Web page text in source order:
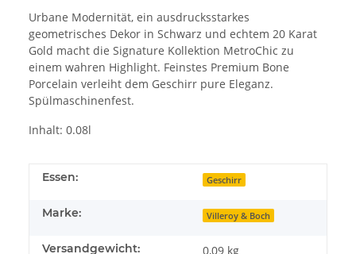
Urbane Modernität, ein ausdrucksstarkes
geometrisches Dekor in Schwarz und echtem 20 Karat
Gold macht die Signature Kollektion MetroChic zu
einem wahren Highlight. Feinstes Premium Bone
Porcelain verleiht dem Geschirr pure Eleganz.
Spülmaschinenfest.
Inhalt: 0.08l
Essen: Geschirr
Marke: Villeroy & Boch
Versandgewicht: 0,09 kg